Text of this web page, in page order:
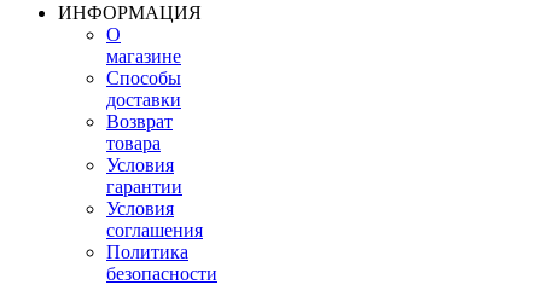
ИНФОРМАЦИЯ
О
магазине
Способы
доставки
Возврат
товара
Условия
гарантии
Условия
соглашения
Политика
безопасности